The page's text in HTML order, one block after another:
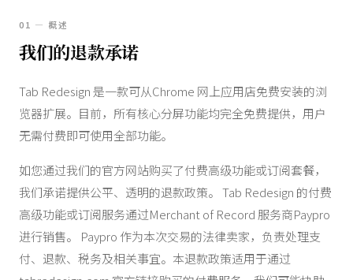
01 — 概述
我们的退款承诺
Tab Redesign 是一款可从Chrome 网上应用店免费安装的浏
览器扩展。目前，所有核心分屏功能均完全免费提供，用户
无需付费即可使用全部功能。
如您通过我们的官方网站购买了付费高级功能或订阅套餐，
我们承诺提供公平、透明的退款政策。 Tab Redesign 的付费
高级功能或订阅服务通过Merchant of Record 服务商Paypro
进行销售。 Paypro 作为本次交易的法律卖家，负责处理支
付、退款、税务及相关事宜。本退款政策适用于通过